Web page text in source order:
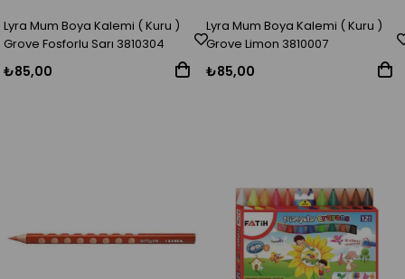
Lyra Mum Boya Kalemi ( Kuru )
Grove Fosforlu Sarı 3810304
₺85,00
Lyra Mum Boya Kalemi ( Kuru )
Grove Limon 3810007
₺85,00